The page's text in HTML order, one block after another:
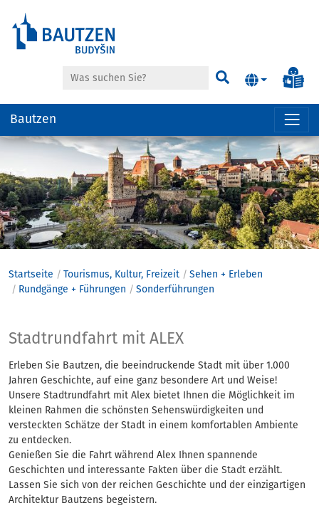
der
anspringen
Suche Suchen
Bautzen
Startseite Tourismus, Kultur, Freizeit
Sehen + Erleben
Rundgänge + Führungen
Sonderführungen
Stadtrundfahrt mit
Stadtrundfahrt mit ALEX
Erleben Sie Bautzen, die beeindruckende Stadt mit über 1.000
Jahren Geschichte, auf eine ganz besondere Art und Weise!
Unsere Stadtrundfahrt mit Alex bietet Ihnen die Möglichkeit im
kleinen Rahmen die schönsten Sehenswürdigkeiten und
versteckten Schätze der Stadt in einem komfortablen Ambiente
zu entdecken.
Genießen Sie die Fahrt während Alex Ihnen spannende
Geschichten und interessante Fakten über die Stadt erzählt.
Lassen Sie sich von der reichen Geschichte und der einzigartigen
Architektur Bautzens begeistern.